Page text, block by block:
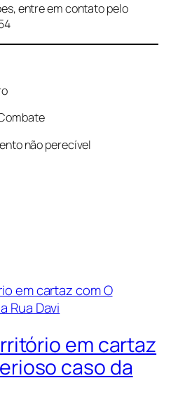
entre em contato pelo
não perecível
em cartaz
caso da